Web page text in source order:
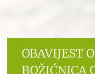
OBAVIJEST
BOŽIĆNICA